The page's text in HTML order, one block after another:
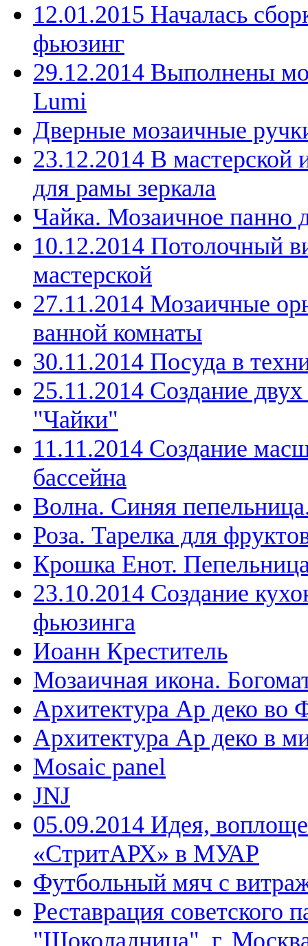
12.01.2015 Началась
фьюзинг
29.12.2014 Выполнены
Lumi
Дверные мозаичные
23.12.2014 В мастерской
для рамы зеркала
Чайка. Мозаичное панно
10.12.2014 Потолочный
мастерской
27.11.2014 Мозаичные
ванной комнаты
30.11.2014 Посуда в
25.11.2014 Создание
"Чайки"
11.11.2014 Создание
бассейна
Волна. Синяя
Роза. Тарелка для
Крошка Енот.
23.10.2014 Создание
фьюзинга
Иоанн Креститель
Мозаичная икона.
Архитектура Ар деко во
Архитектура Ар деко в
Mosaic panel
JNJ
05.09.2014 Идея,
«СтритАРХ» в МУАР
Футбольный мяч с
Реставрация советского
"Шоколадница", г.